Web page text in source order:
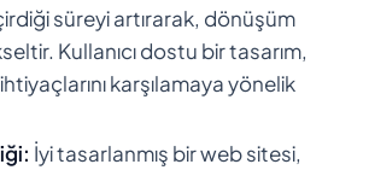
süreyi artırarak, dönüşüm
Kullanıcı dostu bir tasarım,
karşılamaya yönelik
İyi tasarlanmış bir web sitesi,